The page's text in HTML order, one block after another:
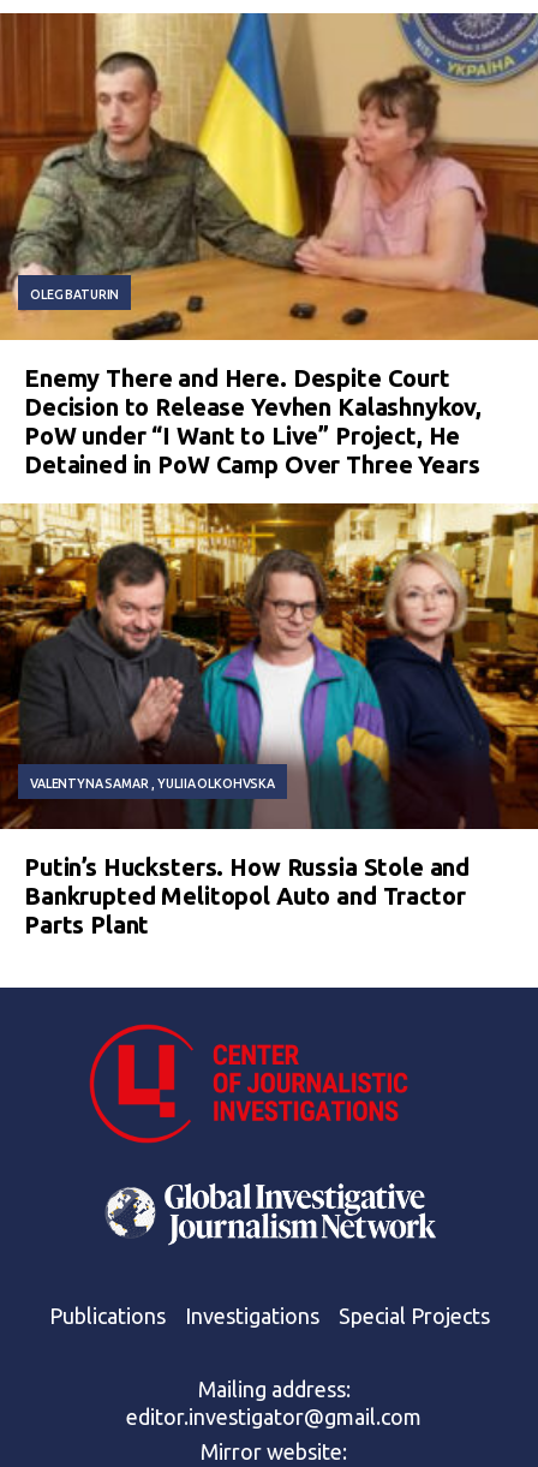
OLEG BATURIN
Enemy There and Here. Despite Court
Decision to Release Yevhen Kalashnykov,
PoW under “I Want to Live” Project, He
Detained in PoW Camp Over Three Years
VALENTYNA SAMAR YULIIA OLKOHVSKA
Putin’s Hucksters. How Russia Stole and
Bankrupted Melitopol Auto and Tractor
Parts Plant
Publications Investigations Special Projects
Mailing address:
editor.investigator@gmail.com
Mirror website: